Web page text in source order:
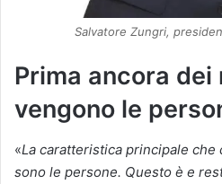
Salvatore Zungri,
Prima ancora dei
vengono le
«La caratteristica principale che
sono le persone. Questo è e